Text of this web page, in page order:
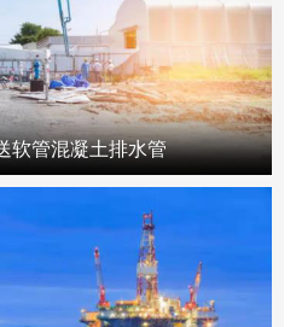
软管混凝土排水管